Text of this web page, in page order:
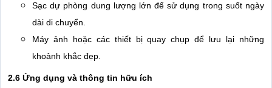
Sạc dự phòng dung lượng lớn để sử dụng trong suốt ngày
dài di chuyển.
Máy ảnh hoặc các thiết bị quay chụp để lưu lại những
khoảnh khắc đẹp.
2.6 Ứng dụng và thông tin hữu ích